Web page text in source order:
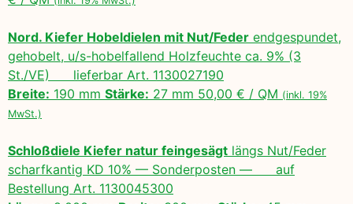
Nord. Kiefer Hobeldielen mit Nut/Feder endgespundet,
gehobelt, u/s-hobelfallend Holzfeuchte ca. 9% (3
St./VE) lieferbar Art. 1130027190
Breite: 190 mm Stärke: 27 mm 50,00 € / QM (inkl. 19%
MwSt.)
Schloßdiele Kiefer natur feingesägt längs Nut/Feder
scharfkantig KD 10% — Sonderposten — auf
Bestellung Art. 1130045300